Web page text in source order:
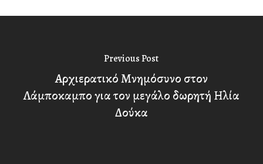
Previous Post
Αρχιερατικό Μνημόσυνο στον
Λάμποκαμπο για τον μεγάλο δωρητή Ηλία
Δούκα